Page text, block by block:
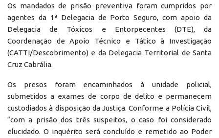
Os mandados de prisão preventiva foram cumpridos por
agentes da 1ª Delegacia de Porto Seguro, com apoio da
Delegacia de Tóxicos e Entorpecentes (DTE), da
Coordenação de Apoio Técnico e Tático à Investigação
(CATTI/Descobrimento) e da Delegacia Territorial de Santa
Cruz Cabrália.
Os presos foram encaminhados à unidade policial,
submetidos a exames de corpo de delito e permanecem
custodiados à disposição da Justiça. Conforme a Polícia Civil,
“com a prisão dos três suspeitos, o caso foi considerado
elucidado. O inquérito será concluído e remetido ao Poder